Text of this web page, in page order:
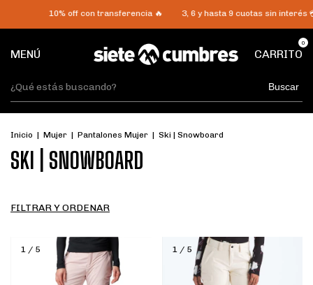
10% off con transferencia 🔥 3, 6 y hasta 9 cuotas sin interés 💳
MENÚ CARRITO
0
Buscar
Inicio | Mujer | Pantalones Mujer | Ski | Snowboard
SKI | SNOWBOARD
FILTRAR Y ORDENAR
1 / 5 1/ 5